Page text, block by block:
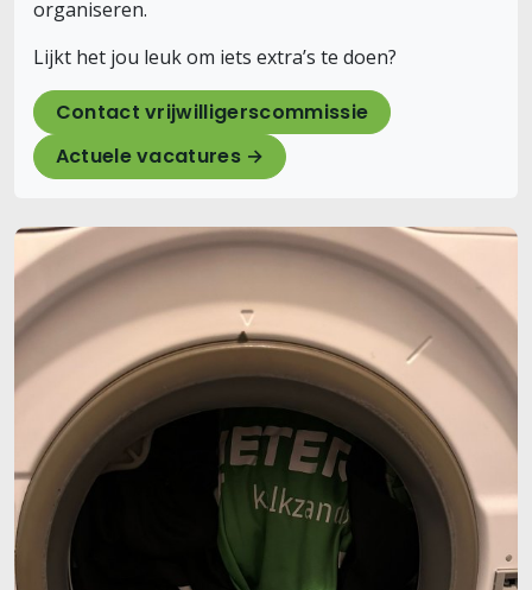
organiseren.
Lijkt het jou leuk om iets extra’s te doen?
Contact vrijwilligerscommissie
Actuele vacatures →